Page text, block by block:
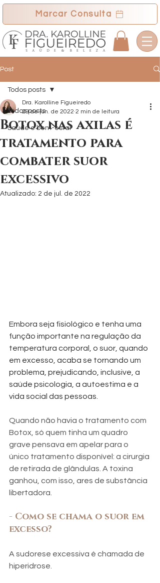
Marcar Consulta
Post
Todos posts
Saúde e bem-estar
Todos posts
Botox nas axilas é
tratamento para
combater suor
excessivo
Dra. Karolline Figueiredo
29 de jun. de 2022 2 min de leitura
Atualizado: 2 de jul. de 2022
Embora seja fisiológico e tenha uma
função importante na regulação da
temperatura corporal, o suor, quando
em excesso, acaba se tornando um
problema, prejudicando, inclusive, a
saúde psicologia, a autoestima e a
vida social das pessoas.
Quando não havia o tratamento com
Botox, só quem tinha um quadro
grave pensava em apelar para o
único tratamento disponível: a cirurgia
de retirada de glândulas. A toxina
ganhou, com isso, ares de substância
libertadora.
- Como se chama o suor em
excesso?
A sudorese excessiva é chamada de
hiperidrose.